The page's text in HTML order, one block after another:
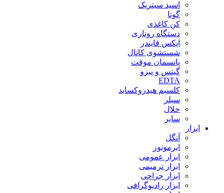
اسید سیتریک
گوتا
کن کاغذی
دستگاه روتاری
اپکس فایندر
شستشوی کانال
پانسمان موقت
گیتس و پیزو
EDTA
کلسیم هیدروکساید
سیلر
حلال
سایر
ابزار
آنگل
ایرموتور
ابزار عمومی
ابزار ترمیمی
ابزار جراحی
ابزار رادیوگرافی